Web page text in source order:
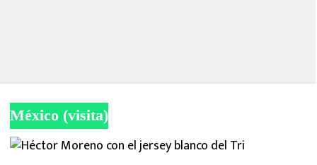
México (visita)